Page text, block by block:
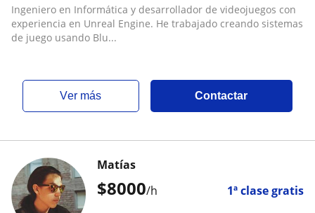
Ingeniero en Informática y desarrollador de videojuegos con
experiencia en Unreal Engine. He trabajado creando sistemas
de juego usando Blu...
ver más Contactar
$8000/h 1ª clase gratis
Matías